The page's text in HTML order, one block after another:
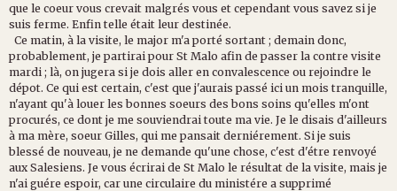
que le coeur vous crevait malgrés vous et cependant vous savez si je
suis ferme. Enfin telle était leur destinée.
Ce matin, à la visite, le major m'a porté sortant ; demain donc,
probablement, je partirai pour St Malo afin de passer la contre visite
mardi ; là, on jugera si je dois aller en convalescence ou rejoindre le
dépot. Ce qui est certain, c'est que j'aurais passé ici un mois tranquille,
n'ayant qu'à louer les bonnes soeurs des bons soins qu'elles m'ont
procurés, ce dont je me souviendrai toute ma vie. Je le disais d'ailleurs
à ma mère, soeur Gilles, qui me pansait derniérement. Si je suis
blessé de nouveau, je ne demande qu'une chose, c'est d'étre renvoyé
aux Salesiens. Je vous écrirai de St Malo le résultat de la visite, mais je
n'ai guére espoir, car une circulaire du ministére a supprimé